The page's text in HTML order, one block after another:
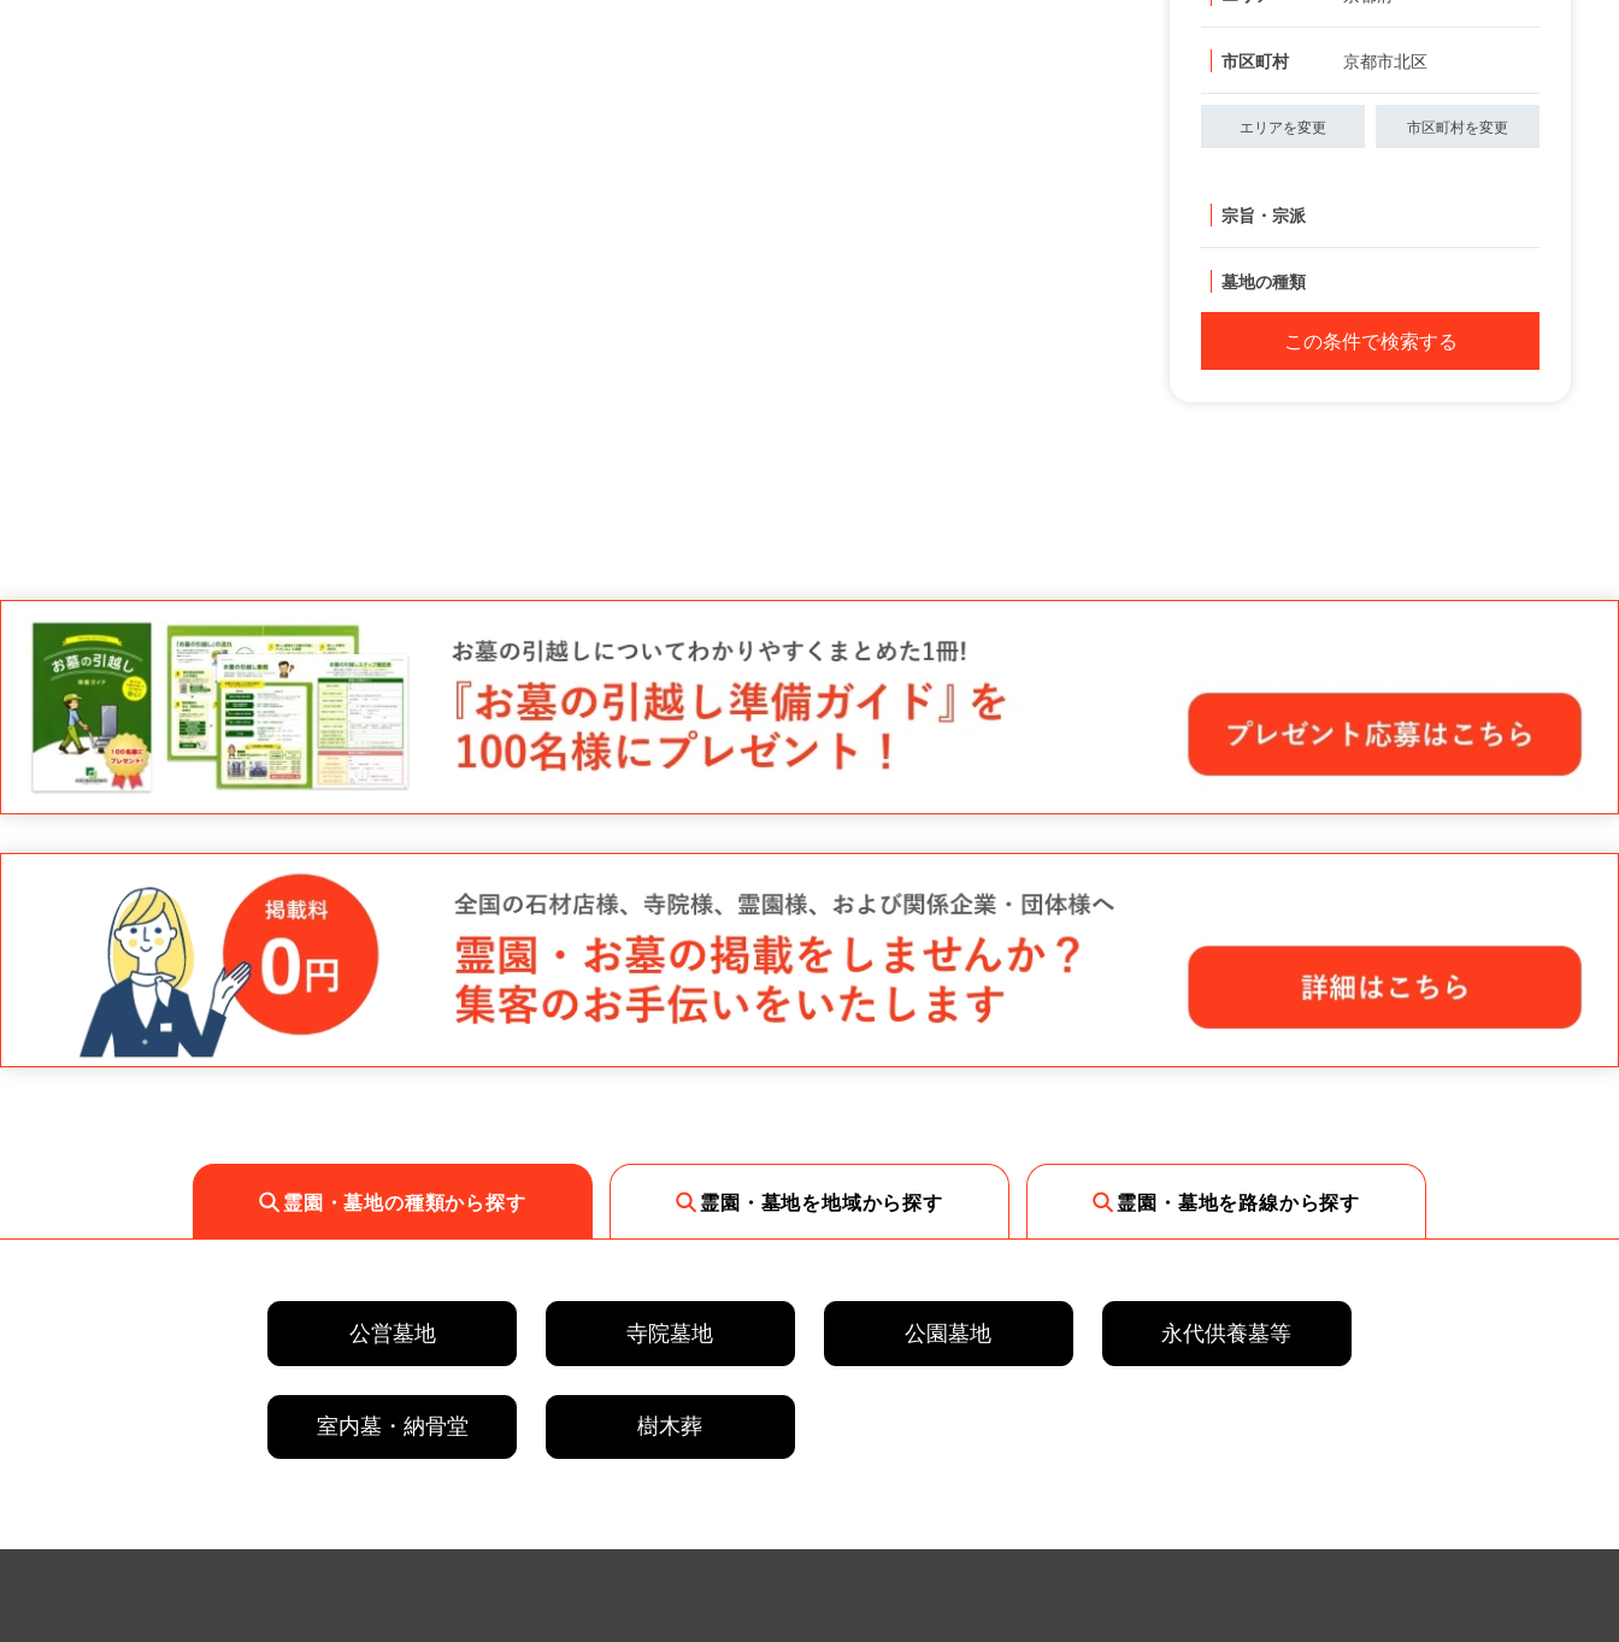
市区町村 京都市北区
エリアを変更 市区町村を変更
宗旨・宗派
墓地の種類
この条件で検索する
霊園・墓地の種類から探す 霊園・墓地を地域から探す 霊園・墓地を路線から探す
公営墓地 寺院墓地 公園墓地 永代供養墓等
室内墓・納骨堂 樹木葬